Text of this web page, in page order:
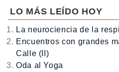
LO MÁS LEÍDO HOY
La neurociencia de la
Encuentros con grandes
Calle (II)
Oda al Yoga